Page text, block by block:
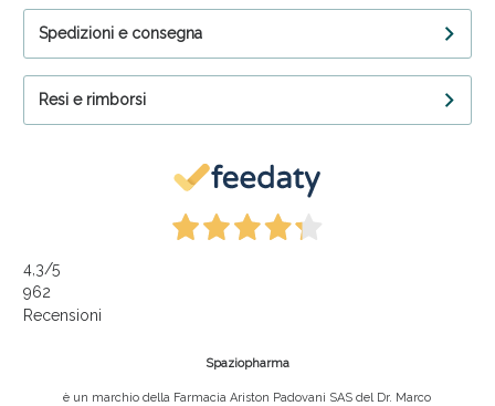
Spedizioni e consegna
Resi e rimborsi
4,3/5
962
Recensioni
Spaziopharma
è un marchio della Farmacia Ariston Padovani SAS del Dr. Marco